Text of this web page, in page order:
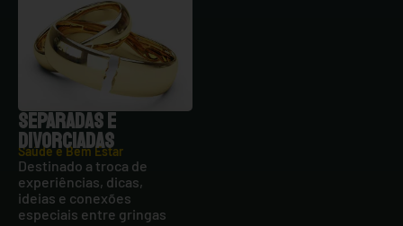
SEPARADAS E
DIVORCIADAS
Saúde e Bem Estar
Destinado a troca de
experiências, dicas,
ideias e conexões
especiais entre gringas